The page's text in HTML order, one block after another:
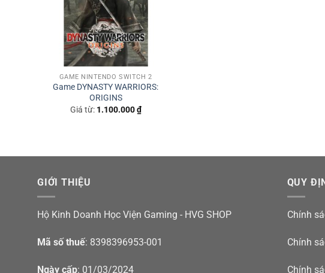
GAME NINTENDO SWITCH 2
Game DYNASTY WARRIORS:
ORIGINS
Giá từ: 1.100.000₫
GIỚI THIỆU
Hộ Kinh Doanh Học Viện Gaming - HVG SHOP
Mã số thuế: 8398396953-001
Ngày cấp: 01/03/2024
QUY
Chính
Chính
Chính